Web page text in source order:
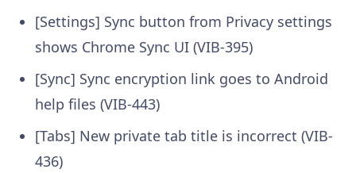
[Settings] Sync button from Privacy settings
shows Chrome Sync UI (VIB-395)
[Sync] Sync encryption link goes to Android
help files (VIB-443)
[Tabs] New private tab title is incorrect (VIB-
436)